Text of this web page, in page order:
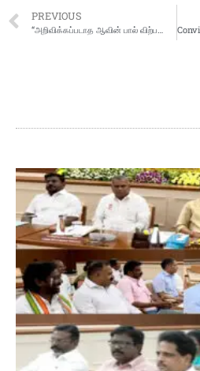
PREVIOUS
“அறிவிக்கப்படாத ஆவின் பால் விற்பனை விலை உயர்வை திணிக்கும் மொத்த விநியோகஸ்தர்கள்.”